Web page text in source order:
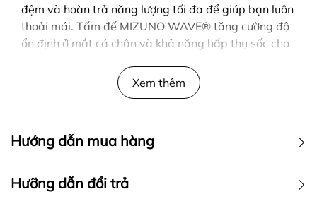
đệm và hoàn trả năng lượng tối đa để giúp bạn luôn
thoải mái. Tấm đế MIZUNO WAVE® tăng cường độ
ổn định ở mắt cá chân và khả năng hấp thụ sốc cho
mang lại sự thoải mái nhẹ và lâu dài.
Bảo hành đế ngoài 6 tháng.
Hàng chính Hãng 100% thương hiệu Mizuno Nhật
Xem thêm
Hướng dẫn mua hàng
HƯỚNG DẪN MUA HÀNG
Hưỡng dẫn đổi trả